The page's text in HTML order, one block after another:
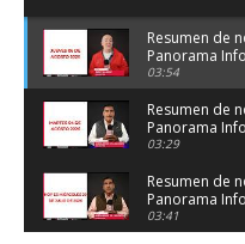
Resumen de
Panorama
03:54
Resumen de
Panorama
03:29
Resumen de
Panorama
03:41